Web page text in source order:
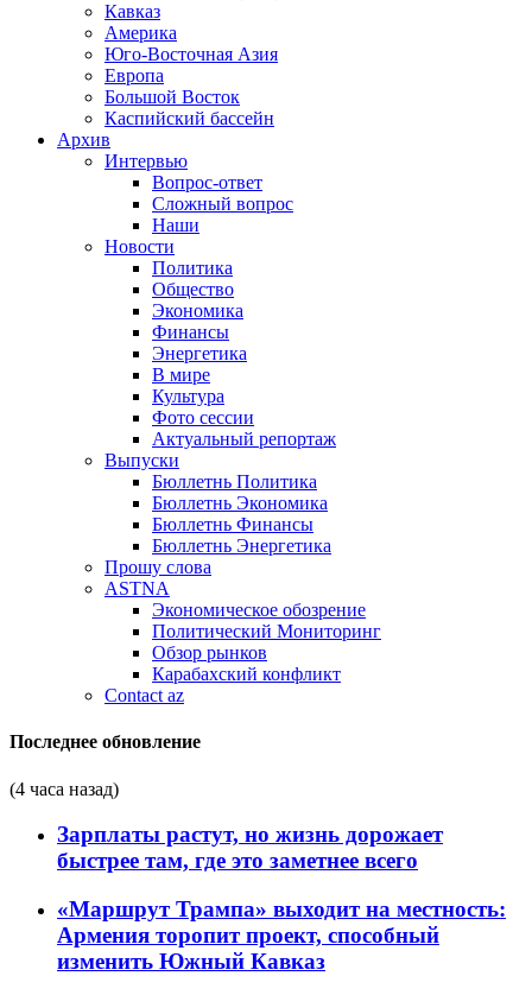
Кавказ
Америка
Юго-Восточная Азия
Европа
Большой Восток
Каспийский бассейн
Архив
Интервью
Вопрос-ответ
Сложный вопрос
Наши
Новости
Политика
Общество
Экономика
Финансы
Энергетика
В мире
Культура
Фото сессии
Актуальный репортаж
Выпуски
Бюллетнь Политика
Бюллетнь Экономика
Бюллетнь Финансы
Бюллетнь Энергетика
Прошу слова
ASTNA
Экономическое обозрение
Политический Мониторинг
Обзор рынков
Карабахский конфликт
Contact az
Последнее обновление
(4 часа назад)
Зарплаты растут, но жизнь дорожает
быстрее там, где это заметнее всего
«Маршрут Трампа» выходит на местность:
Армения торопит проект, способный
изменить Южный Кавказ